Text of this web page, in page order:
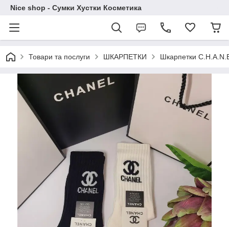
Nice shop - Сумки Хустки Косметика
Товари та послуги ШКАРПЕТКИ Шкарпетки